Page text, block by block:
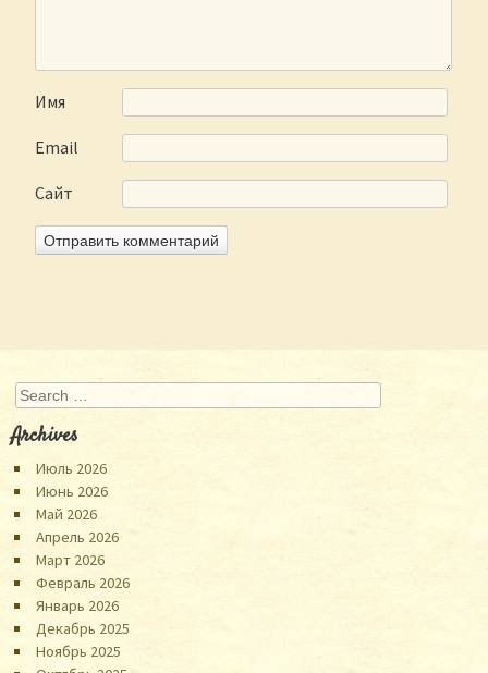
Имя
Email
Сайт
Search
Archives
Июль 2026
Июнь 2026
Май 2026
Апрель 2026
Март 2026
Февраль 2026
Январь 2026
Декабрь 2025
Ноябрь 2025